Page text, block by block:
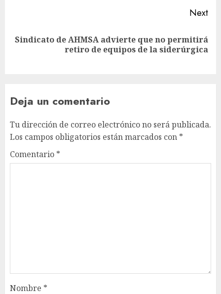
Next
Sindicato de AHMSA advierte que no permitirá
retiro de equipos de la siderúrgica
Deja un comentario
Tu dirección de correo electrónico no será publicada.
Los campos obligatorios están marcados con *
Comentario *
Nombre *